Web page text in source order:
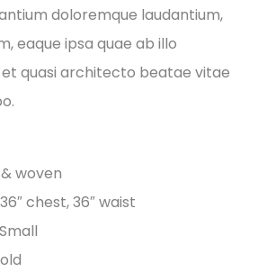
doloremque laudantium,
eaque ipsa quae ab illo
quasi architecto beatae vitae
woven
chest, 36″ waist